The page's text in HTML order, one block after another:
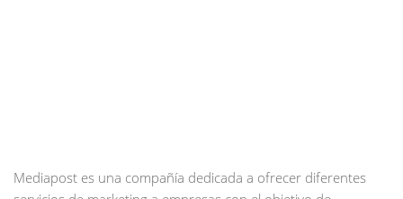
Mediapost es una compañía dedicada a ofrecer diferentes